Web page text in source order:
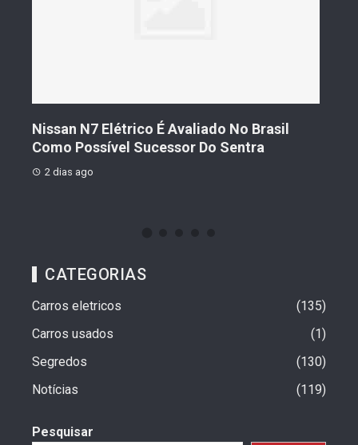
No Brasil
Do Sentra
Geely Celebra Um Ano No Brasil
Vendas Que Ultrapassam 25
CATEGORIAS
Carros eletricos
135
Carros usados
1
Segredos
130
Notícias
119
Pesquisar